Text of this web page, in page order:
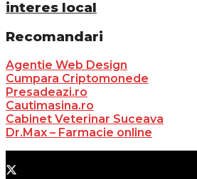
interes local
Recomandari
Agentie Web Design
Cumpara Criptomonede
Presadeazi.ro
Cautimasina.ro
Cabinet Veterinar Suceava
Dr.Max – Farmacie online